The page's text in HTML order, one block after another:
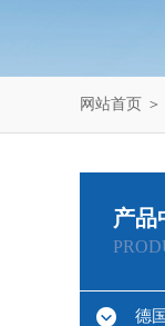
网站首页 ＞
产品
德